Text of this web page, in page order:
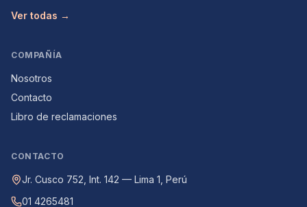
Ver todas →
COMPAÑÍA
Nosotros
Contacto
Libro de reclamaciones
CONTACTO
Jr. Cusco 752, Int. 142 — Lima 1, Perú
01 4265481